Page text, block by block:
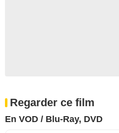
Regarder ce film
En VOD / Blu-Ray, DVD